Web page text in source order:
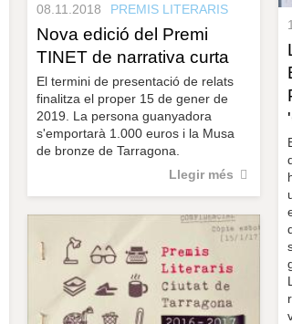
08.11.2018 PREMIS LITERARIS
Nova edició del Premi
TINET de narrativa curta
El termini de presentació de relats
finalitza el proper 15 de gener de
2019. La persona guanyadora
s'emportarà 1.000 euros i la Musa
de bronze de Tarragona.
Llegir més